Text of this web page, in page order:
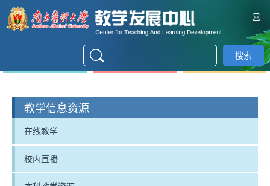
Ξ
搜索
教学信息资源
在线教学
校内直播